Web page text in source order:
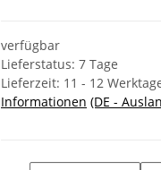
verfügbar
Lieferstatus: 7 Tage
Lieferzeit: 11 - 12
Informationen (DE -